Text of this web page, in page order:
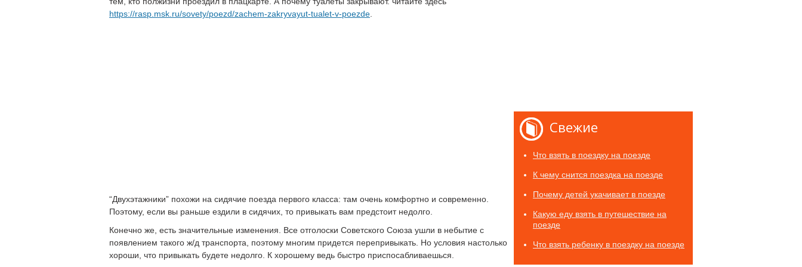
https://rasp.msk.ru/sovety/poezd/zachem-zakryvayut-tualet-v-poezde
“Двухэтажники” похожи на сидячие поезда первого класса: там очень комфортно и современно.
Поэтому, если вы раньше ездили в сидячих, то привыкать вам предстоит недолго.
Конечно же, есть значительные изменения. Все отголоски Советского Союза ушли в небытие с
появлением такого ж/д транспорта, поэтому многим придется перепривыкать. Но условия настолько
хороши, что привыкать будете недолго. К хорошему ведь быстро приспосабливаешься.
Свежие
Что взять в поездку на поезде
К чему снится поездка на поезде
Почему детей укачивает в поезде
Какую еду взять в путешествие на
поезде
Что взять ребенку в поездку на поезде